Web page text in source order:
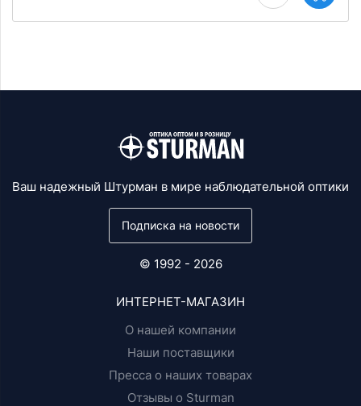
Ваш надежный Штурман в мире наблюдательной оптики
Подписка на новости
© 1992 - 2026
ИНТЕРНЕТ-МАГАЗИН
О нашей компании
Наши поставщики
Пресса о наших товарах
Отзывы о Sturman